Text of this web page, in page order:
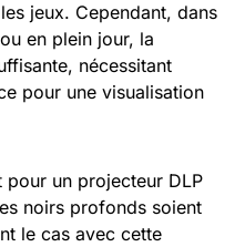
jeux. Cependant, dans
en plein jour, la
nécessitant
pour une visualisation
pour un projecteur DLP
noirs profonds soient
le cas avec cette